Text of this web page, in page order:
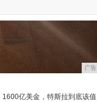
广告
1600亿美金，特斯拉到底该值